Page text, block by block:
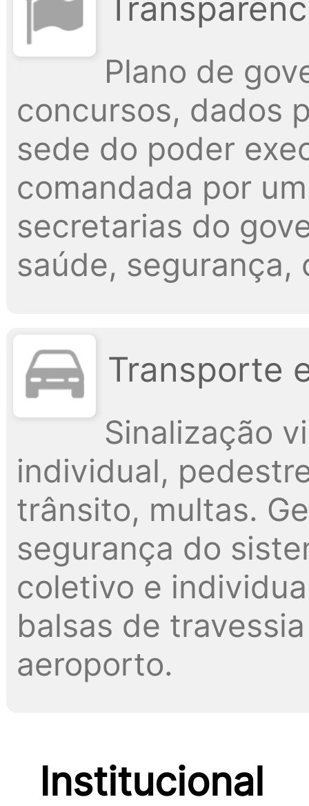
Plano de
concursos, dados
sede do poder
comandada por
secretarias do
saúde,
Transporte
Sinalização
individual,
trânsito, multas.
segurança do
coletivo e
balsas de
aeroporto.
Institucional